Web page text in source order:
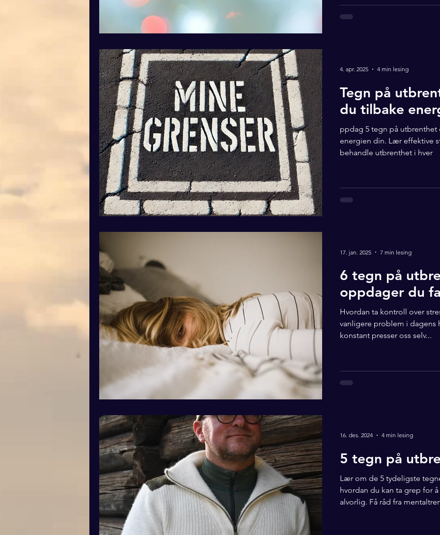
Tegn på
du tilbake
ppdag 5 tegn på utbrenthet
energien din. Lær effektive
behandle utbrenthet i hver
4. apr. 2025 4 min lesing
6 tegn på
oppdager du
Hvordan ta kontroll over
vanligere problem i dagens
konstant presser oss selv...
17. jan. 2025 7 min lesing
5 tegn på
Lær om de 5 tydeligste
hvordan du kan ta grep for
alvorlig. Få råd fra
16. des. 2024 4 min lesing